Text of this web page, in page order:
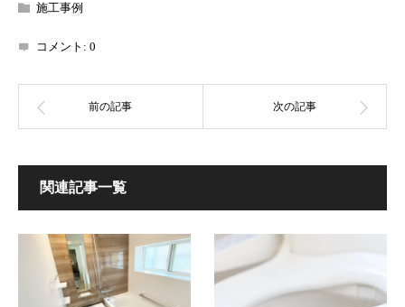
施工事例
コメント: 0
関連記事一覧